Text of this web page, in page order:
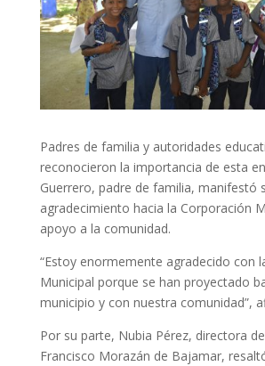
Padres de familia y autoridades
reconocieron la importancia de esta
Guerrero, padre de familia, manifestó
agradecimiento hacia la Corporación
apoyo a la comunidad.
“Estoy enormemente agradecido con
Municipal porque se han proyectado
municipio y con nuestra comunidad”,
Por su parte, Nubia Pérez, directora
Francisco Morazán de Bajamar,